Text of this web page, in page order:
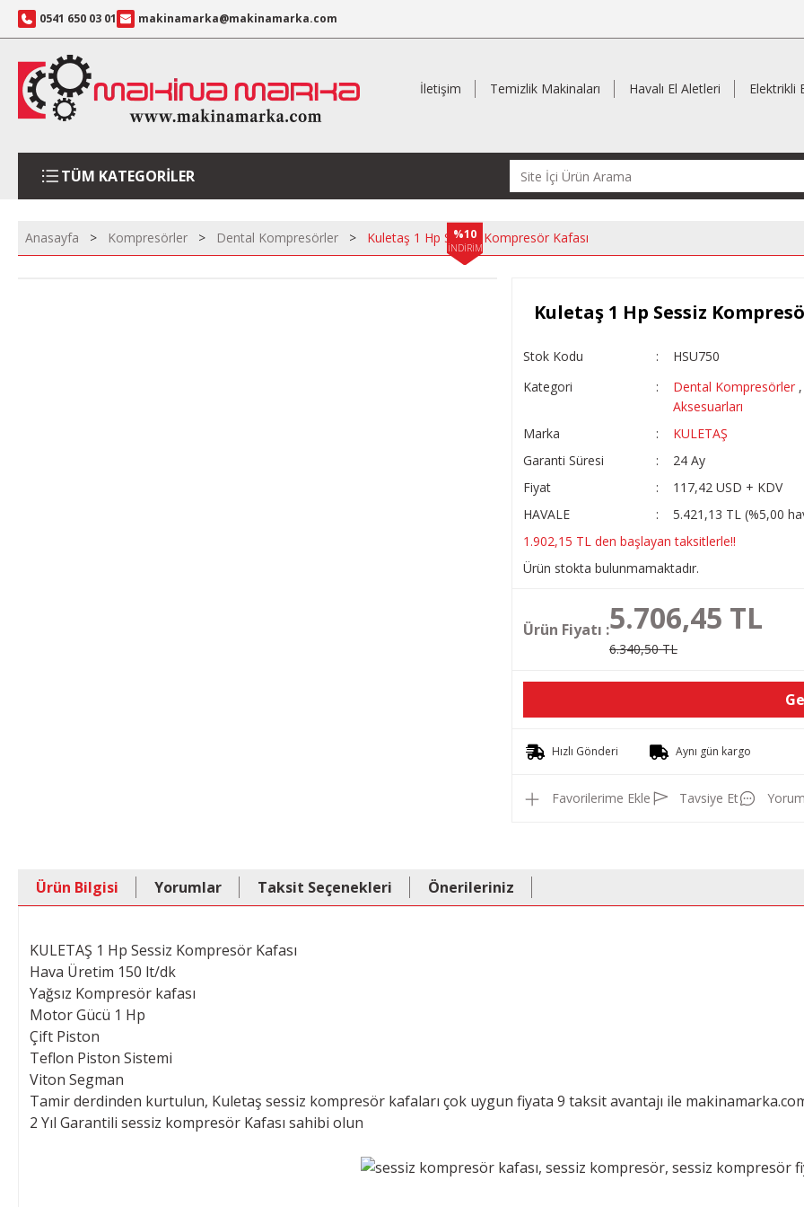
0541 650 03 01 makinamarka@makinamarka.com
İletişim Temizlik Makinaları Havalı El Aletleri Elektrikli
TÜM KATEGORİLER
Anasayfa Kompresörler Dental Kompresörler Kuletaş 1 Hp Sessiz Kompresör Kafası
%10
İNDİRİM
Kuletaş 1 Hp Sessiz
Stok Kodu
HSU750
Kategori
Dental Kompresörler
Aksesuarları
Marka
KULETAŞ
Garanti Süresi
24 Ay
Fiyat
117,42 USD + KDV
HAVALE
5.421,13 TL (%5,00
1.902,15 TL den başlayan taksitlerle!!
Ürün stokta bulunmamaktadır.
Ürün Fiyatı :5.706,45 TL
6.340,50 TL
Hızlı Gönderi Aynı gün kargo
Tavsiye Et
Ürün Bilgisi Yorumlar Taksit Seçenekleri Önerileriniz
KULETAŞ 1 Hp Sessiz Kompresör Kafası
Hava Üretim 150 lt/dk
Yağsız Kompresör kafası
Motor Gücü 1 Hp
Çift Piston
Teflon Piston Sistemi
Viton Segman
Tamir derdinden kurtulun, Kuletaş sessiz kompresör kafaları çok uygun fiyata 9 taksit avantajı ile
2 Yıl Garantili sessiz kompresör Kafası sahibi olun